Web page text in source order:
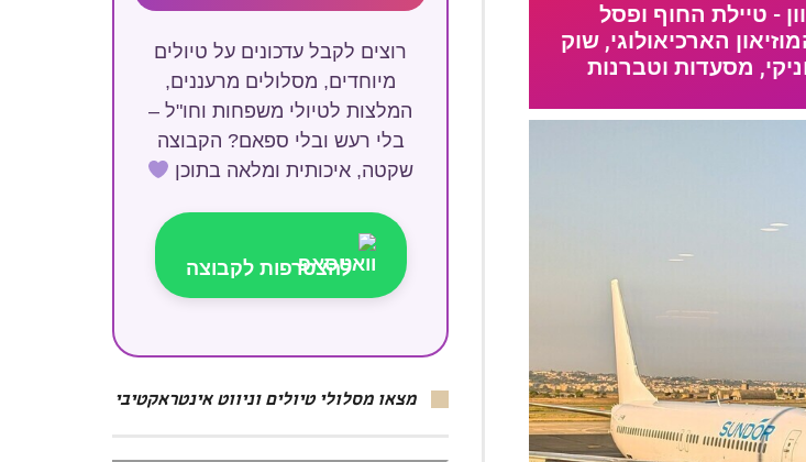
- טיילת החוף ופסל
הארכיאולוגי, שוק
מסעדות וטברנות
רוצים לקבל עדכונים על טיולים
מיוחדים, מסלולים מרעננים,
המלצות לטיולי משפחות וחו"ל –
בלי רעש ובלי ספאם? הקבוצה
שקטה, איכותית ומלאה בתוכן
להצטרפות לקבוצה
מצאו מסלולי טיולים וניווט אינטראקטיבי